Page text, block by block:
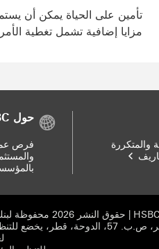
تأمين على الحياة يمكن أن
مزايا إضافية تشمل تغطية
والمتكررة
حول HSBC
فرص
فرع قطر، ص.ب. 57، الدوحة،